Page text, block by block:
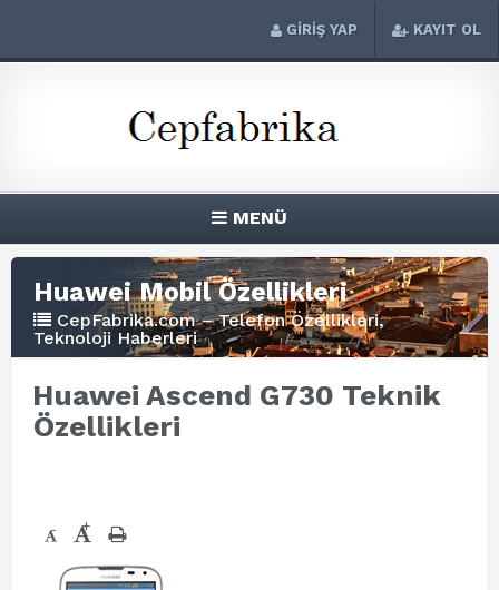
GİRİŞ YAP KAYIT OL
MENÜ
Huawei Mobil Özellikleri
CepFabrika.com – Telefon Özellikleri,
Teknoloji Haberleri
Huawei Ascend G730 Teknik
Özellikleri
- +